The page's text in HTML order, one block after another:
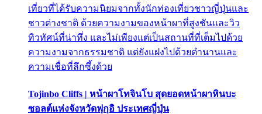
เที่ยวที่ได้รับความนิยมจากทั้งนักท่องเที่ยวชาวญี่ปุ่นและ
ชาวต่างชาติ ด้วยความงามของหน้าผาที่สูงชันและวิว
ทิวทัศน์ที่น่าทึ่ง และไม่เพียงแต่เป็นสถานที่ที่เต็มไปด้วย
ความงามจากธรรมชาติ แต่ยังแฝงไปด้วยตำนานและ
ความเชื่อที่ลึกซึ้งด้วย
Tojinbo Cliffs | หน้าผาโทจินโบ สุดยอดหน้าผาหินบะ
ซอลต์แห่งจังหวัดฟุกุอิ ประเทศญี่ปุ่น